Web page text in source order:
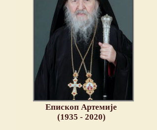
Епископ Артемије
(1935 - 2020)